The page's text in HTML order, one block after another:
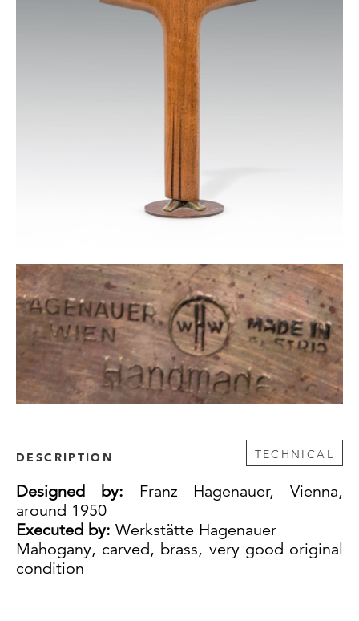
DESCRIPTION TECHNICAL
Designed by: Franz Hagenauer, Vienna,
around 1950
Executed by: Werkstätte Hagenauer
Mahogany, carved, brass, very good original
condition